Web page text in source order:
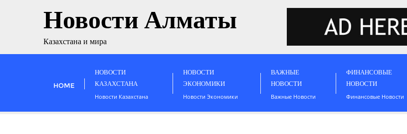
Новости Алматы
Казахстана и мира
HOME
НОВОСТИ
КАЗАХСТАНА
Новости Казахстана
НОВОСТИ
ЭКОНОМИКИ
Новости Экономики
ВАЖНЫЕ
НОВОСТИ
Важные Новости
ФИНАНСОВЫЕ
НОВОСТИ
Финансовые Новости